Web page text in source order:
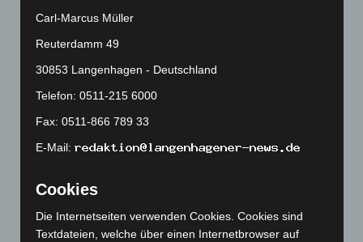
Juni 2024(107)
Mai 2024(149)
April 2024
November 2023
Oktober 2023
(114)
September 2023(133)
Carl-Marcus Müller
Reuterdamm 49
30853 Langenhagen - Deutschland
Telefon: 0511-215 6000
Fax: 0511-866 789 33
E-Mail:
Cookies
Die Internetseiten verwenden Cookies. Cookies sind
Textdateien, welche über einen Internetbrowser auf